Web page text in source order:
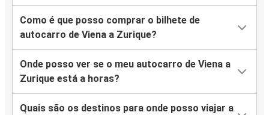
Como é que posso comprar o bilhete de
autocarro de Viena a Zurique?
Onde posso ver se o meu autocarro de Viena a
Zurique está a horas?
Quais são os destinos para onde posso viajar a